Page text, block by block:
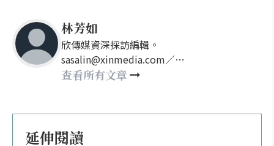
林芳如
欣傳媒資深採訪編輯。
sasalin@xinmedia.com／
happy21917@gmail.com
查看所有文章
延伸閱讀